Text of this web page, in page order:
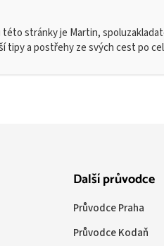
stránky je Martin,
tipy a postřehy ze svých cest po
Další průvodce
Průvodce Praha
Průvodce Kodaň